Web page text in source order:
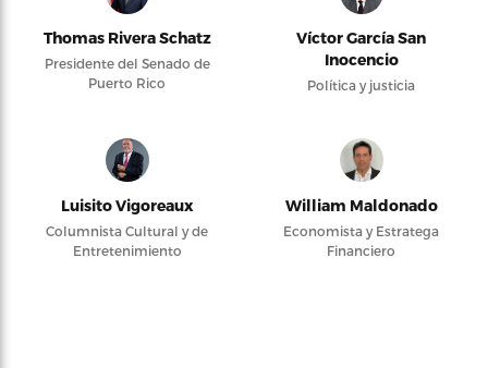
Thomas Rivera Schatz
Presidente del Senado de
Puerto Rico
Víctor García San
Inocencio
Política y justicia
Luisito Vigoreaux
Columnista Cultural y de
Entretenimiento
William Maldonado
Economista y Estratega
Financiero